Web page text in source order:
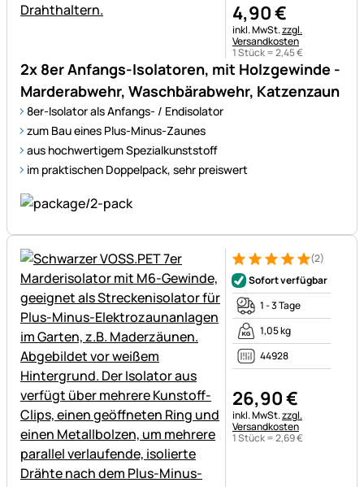
2x 8er Anfangs-Isolatoren, mit Holzgewinde -
Marderabwehr, Waschbärabwehr, Katzenzaun
8er-Isolator als Anfangs- / Endisolator
zum Bau eines Plus-Minus-Zaunes
aus hochwertigem Spezialkunststoff
im praktischen Doppelpack, sehr preiswert
4,90€
Steuerhinweis:
inkl. MwSt.zzgl.
Versandkosten
1 Stück =2,45€
Bewertung: 5 von 5 (2
2 Bewertungen
(2)
Sofort verfügbar
1 - 3 Tage
1,05 kg
44928
26,90€
Steuerhinweis:
inkl. MwSt.zzgl.
Versandkosten
1 Stück =2,69€